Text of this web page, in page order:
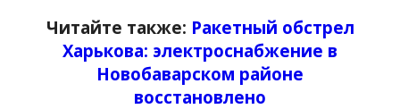
Читайте также: Ракетный обстрел
Харькова: электроснабжение в
Новобаварском районе
восстановлено